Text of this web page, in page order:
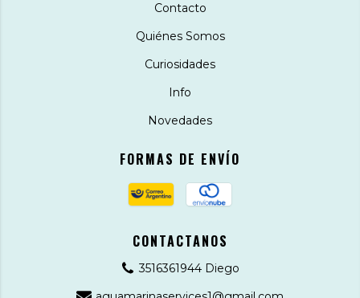
Contacto
Quiénes Somos
Curiosidades
Info
Novedades
FORMAS DE ENVÍO
CONTACTANOS
3516361944 Diego